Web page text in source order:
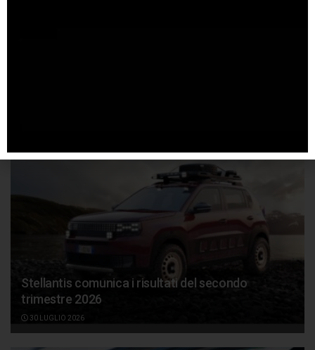
Stellantis comunica i risultati del secondo
trimestre 2026
30 LUGLIO 2026